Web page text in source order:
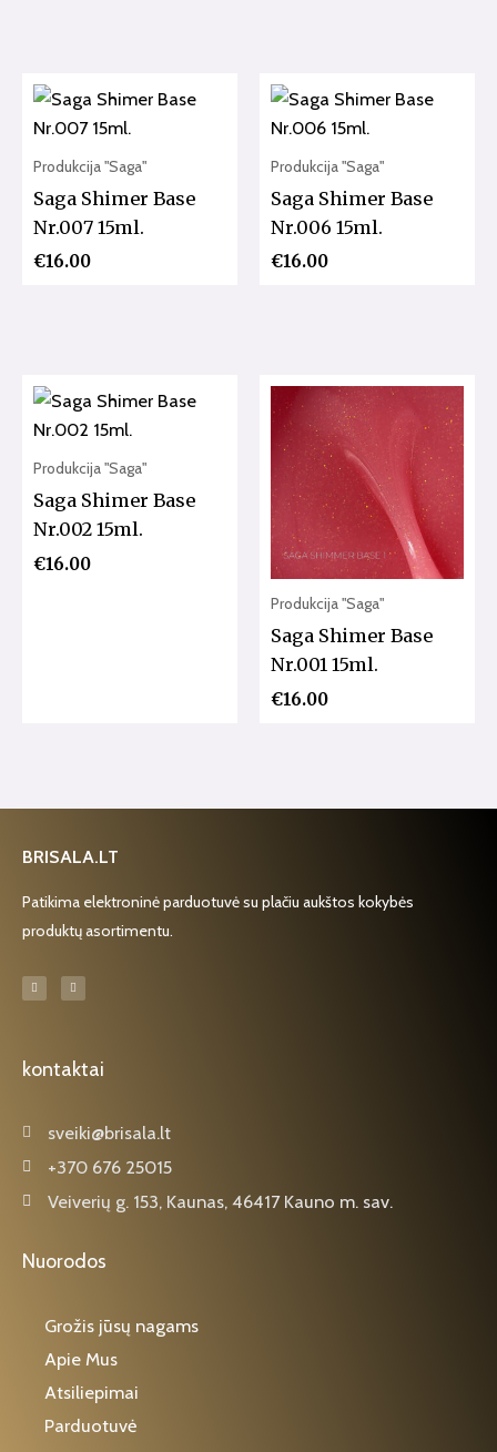
Produkcija "Saga"
Saga Shimer Base
Nr.007 15ml.
€16.00
Produkcija "Saga"
Saga Shimer Base
Nr.006 15ml.
€16.00
Produkcija "Saga"
Saga Shimer Base
Nr.002 15ml.
€16.00
Produkcija "Saga"
Saga Shimer Base
Nr.001 15ml.
€16.00
BRISALA.LT
Patikima elektroninė parduotuvė su plačiu aukštos kokybės
produktų asortimentu.
F
a
c
-
f
I
n
s
m
kontaktai
sveiki@brisala.lt
+370 676 25015
Veiverių g. 153, Kaunas, 46417 Kauno m. sav.
Nuorodos
Grožis jūsų nagams
Apie Mus
Atsiliepimai
Parduotuvė